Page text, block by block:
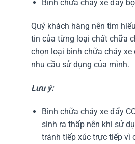
Bình chữa cháy xe đẩy
Quý khách hàng nên tìm
tin của từng loại chất chữa
chọn loại bình chữa cháy xe
nhu cầu sử dụng của mình.
Lưu ý:
Bình chữa cháy xe đẩy
sinh ra thấp nên khi sử
tránh tiếp xúc trực tiếp vì